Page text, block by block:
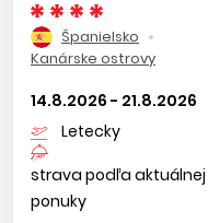
Španielsko
Kanárske ostrovy
14.8.2026 - 21.8.2026
Letecky
strava podľa aktuálnej
ponuky